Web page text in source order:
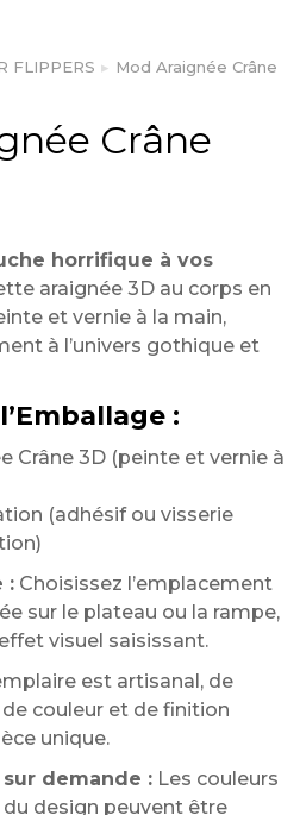
FLIPPERS Mod Araignée Crâne
Crâne
horrifique à vos
araignée 3D au corps en
et vernie à la main,
à l’univers gothique et
:
Crâne 3D (peinte et vernie à
(adhésif ou visserie
: Choisissez l’emplacement
sur le plateau ou la rampe,
visuel saisissant.
est artisanal, de
couleur et de finition
unique.
demande : Les couleurs
design peuvent être